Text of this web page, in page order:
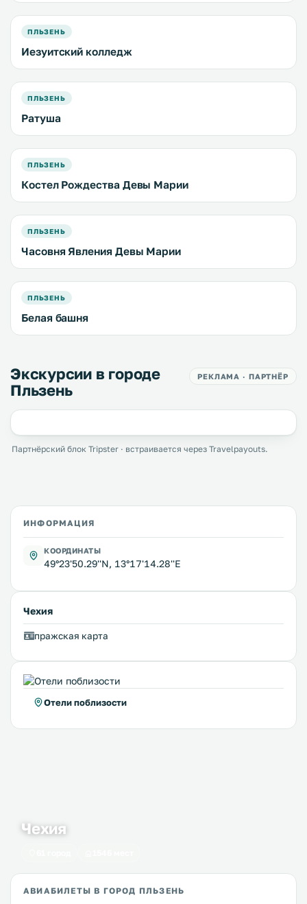
ПЛЬЗЕНЬ
Иезуитский колледж
ПЛЬЗЕНЬ
Ратуша
ПЛЬЗЕНЬ
Костел Рождества Девы Марии
ПЛЬЗЕНЬ
Часовня Явления Девы Марии
ПЛЬЗЕНЬ
Белая башня
Экскурсии в городе
Пльзень
РЕКЛАМА · ПАРТНЁР
Партнёрский блок Tripster · встраивается через Travelpayouts.
ИНФОРМАЦИЯ
КООРДИНАТЫ
49°23'50.29''N, 13°17'14.28''E
Чехия
пражская карта
Отели поблизости
Чехия
АВИАБИЛЕТЫ В ГОРОД ПЛЬЗЕНЬ